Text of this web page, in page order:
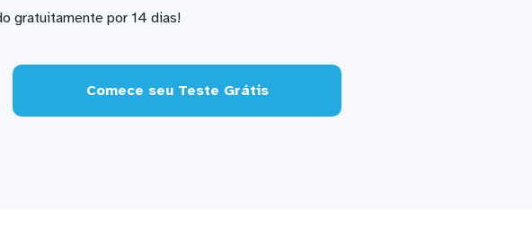
gratuitamente por 14 dias!
Comece seu Teste Grátis